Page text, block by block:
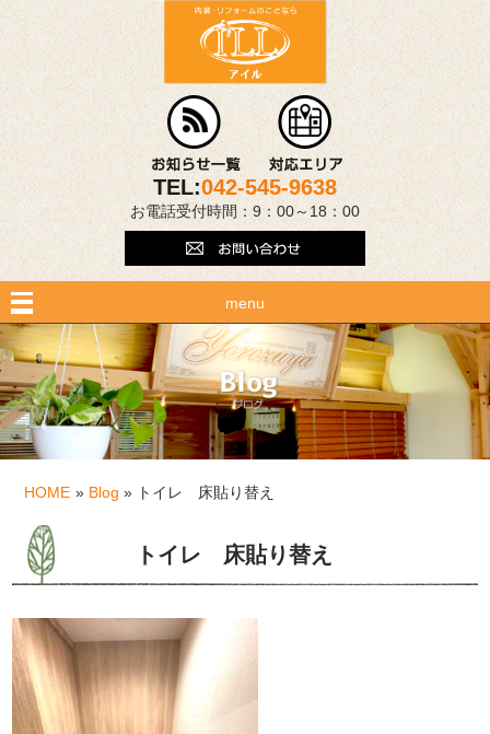
TEL:042-545-9638
お電話受付時間：9：00～18：00
menu
HOME » Blog » トイレ 床貼り替え
トイレ 床貼り替え